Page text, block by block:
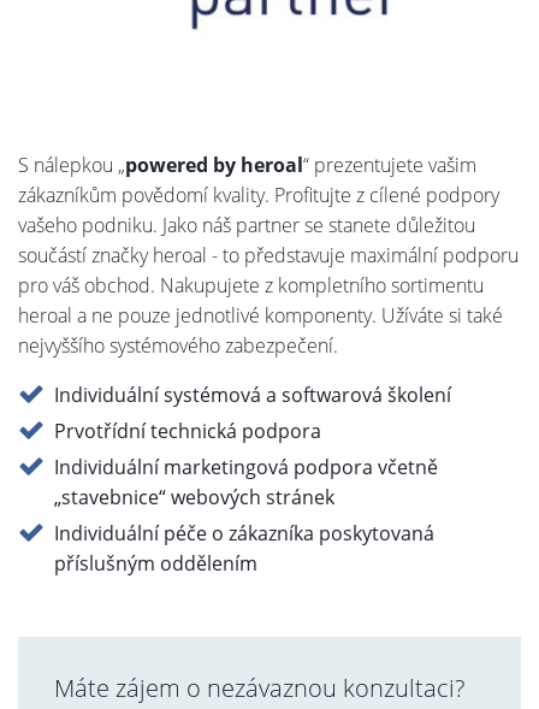
S nálepkou „powered by heroal“ prezentujete vašim
zákazníkům povědomí kvality. Profitujte z cílené podpory
vašeho podniku. Jako náš partner se stanete důležitou
součástí značky heroal - to představuje maximální podporu
pro váš obchod. Nakupujete z kompletního sortimentu
heroal a ne pouze jednotlivé komponenty. Užíváte si také
nejvyššího systémového zabezpečení.
Individuální systémová a softwarová školení
Prvotřídní technická podpora
Individuální marketingová podpora včetně
„stavebnice“ webových stránek
Individuální péče o zákazníka poskytovaná
příslušným oddělením
Máte zájem o nezávaznou konzultaci?